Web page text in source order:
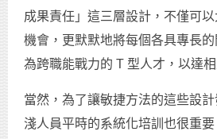
成果責任」這三層設計，不僅可
機會，更默默地將每個各具專長
為跨職能戰力的 T 型人才，以達
當然，為了讓敏捷方法的這些設
淺人員平時的系統化培訓也很重